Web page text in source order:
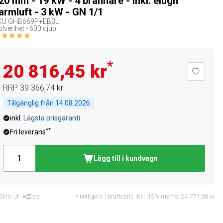
- 3 kW - GN 1/1
GHB669P+EB3U
- 600 djup
20 816,45 kr*
RRP 39 366,74 kr
Tillgänglig från 14.08.2026
inkl.
Lägsta prisgaranti
Fri leverans**
Lägg till i kundvagn
ut Dela * nettopris | bruttopris inkl. 19% moms: 24 771,58 kr